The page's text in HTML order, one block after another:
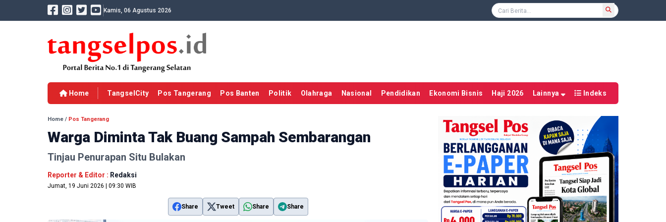
Kamis, 06 Agustus 2026
Home TangselCity Pos Tangerang Pos Banten Politik Olahraga Nasional Pendidikan Ekonomi Bisnis Haji 2026 Lainnya Indeks
Home / Pos Tangerang
Warga Diminta Tak Buang Sampah Sembarangan
Tinjau Penurapan Situ Bulakan
Reporter & Editor : Redaksi
Jumat, 19 Juni 2026 | 09:30 WIB
Share Tweet Share Share